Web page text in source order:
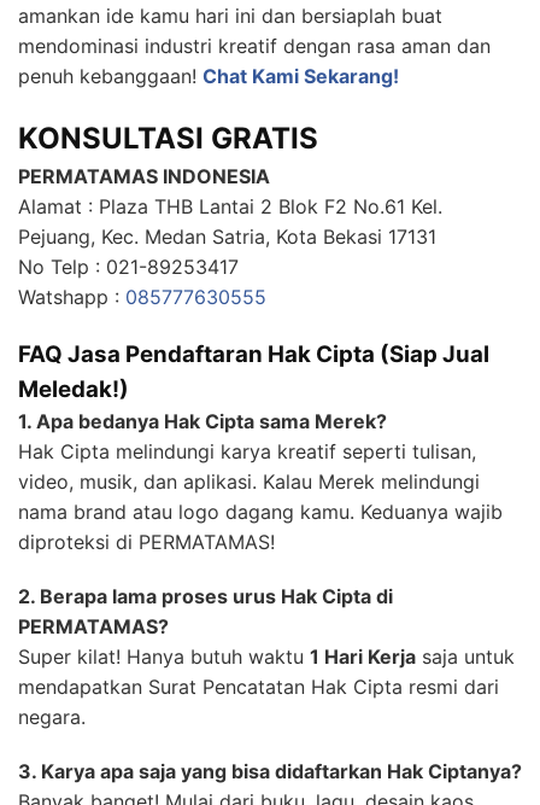
amankan ide kamu hari ini dan bersiaplah buat
mendominasi industri kreatif dengan rasa aman dan
penuh kebanggaan! Chat Kami Sekarang!
KONSULTASI GRATIS
PERMATAMAS INDONESIA
Alamat : Plaza THB Lantai 2 Blok F2 No.61 Kel.
Pejuang, Kec. Medan Satria, Kota Bekasi 17131
No Telp : 021-89253417
Watshapp : 085777630555
FAQ Jasa Pendaftaran Hak Cipta (Siap Jual
Meledak!)
1. Apa bedanya Hak Cipta sama Merek?
Hak Cipta melindungi karya kreatif seperti tulisan,
video, musik, dan aplikasi. Kalau Merek melindungi
nama brand atau logo dagang kamu. Keduanya wajib
diproteksi di PERMATAMAS!
2. Berapa lama proses urus Hak Cipta di
PERMATAMAS?
Super kilat! Hanya butuh waktu 1 Hari Kerja saja untuk
mendapatkan Surat Pencatatan Hak Cipta resmi dari
negara.
3. Karya apa saja yang bisa didaftarkan Hak Ciptanya?